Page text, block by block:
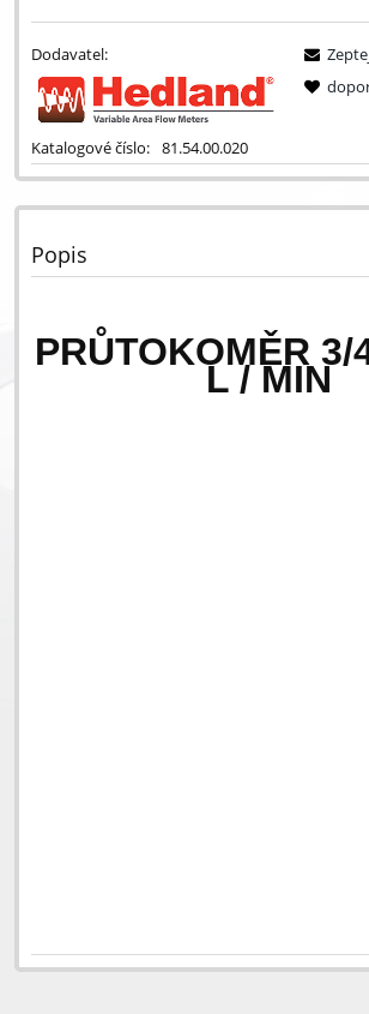
Dodavatel:
Katalogové číslo: 81.54.00.020
Popis
PRŮTOKOMĚR 3/
L / MIN